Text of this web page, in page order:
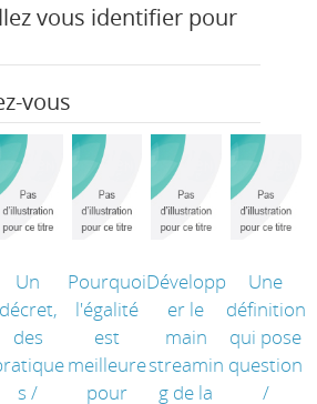
vous identifier pour
vous
Un
décret,
des
s /
Pourquoi
l'égalité
est
meilleure
pour
Développ
er le
main
streamin
g de la
Une
définition
qui pose
question
/